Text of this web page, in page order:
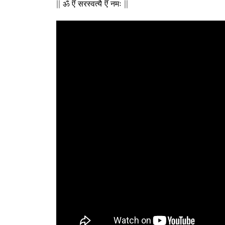
|| ॐ ऎं सरस्वत्यै ऎं नमः ||